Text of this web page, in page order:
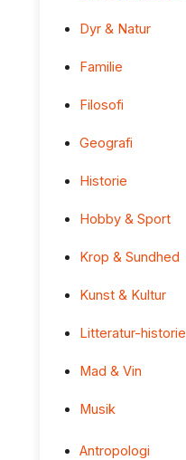
Dyr & Natur
Familie
Filosofi
Geografi
Historie
Hobby & Sport
Krop & Sundhed
Kunst & Kultur
Litteratur-historie
Mad & Vin
Musik
Antropologi